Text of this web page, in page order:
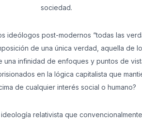
sociedad.
ideólogos post-modernos “todas las
de una única verdad, aquella de
infinidad de enfoques y puntos de
en la lógica capitalista que
de cualquier interés social o humano?
relativista que